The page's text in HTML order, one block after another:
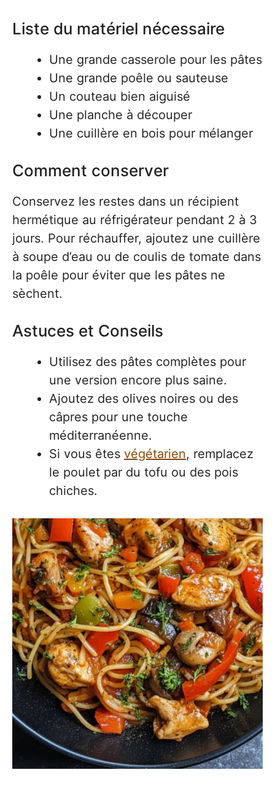
Liste du matériel nécessaire
Une grande casserole pour les pâtes
Une grande poêle ou sauteuse
Un couteau bien aiguisé
Une planche à découper
Une cuillère en bois pour mélanger
Comment conserver
Conservez les restes dans un récipient
hermétique au réfrigérateur pendant 2 à 3
jours. Pour réchauffer, ajoutez une cuillère
à soupe d’eau ou de coulis de tomate dans
la poêle pour éviter que les pâtes ne
sèchent.
Astuces et Conseils
Utilisez des pâtes complètes pour
une version encore plus saine.
Ajoutez des olives noires ou des
câpres pour une touche
méditerranéenne.
Si vous êtes végétarien, remplacez
le poulet par du tofu ou des pois
chiches.